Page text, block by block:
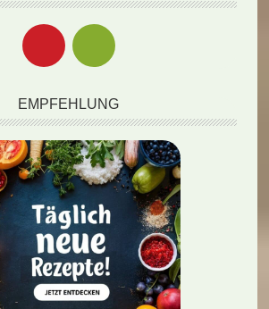
EMPFEHLUNG